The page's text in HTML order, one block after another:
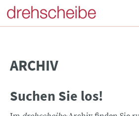
ARCHIV
Suchen Sie los!